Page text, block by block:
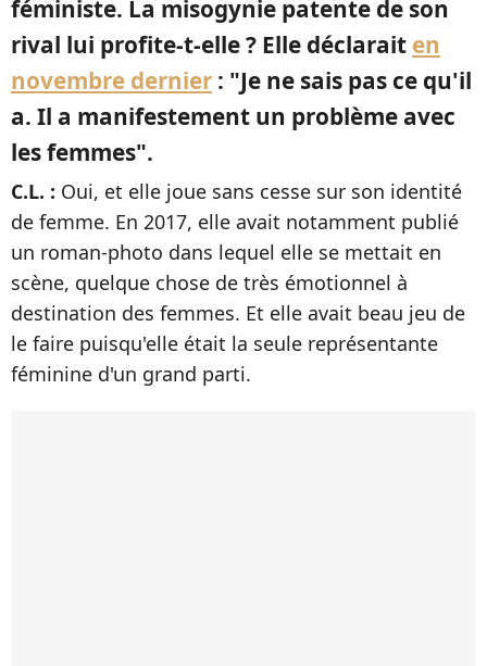
féministe. La misogynie patente de son
rival lui profite-t-elle ? Elle déclarait en
novembre dernier : "Je ne sais pas ce qu'il
a. Il a manifestement un problème avec
les femmes".
C.L. : Oui, et elle joue sans cesse sur son identité
de femme. En 2017, elle avait notamment publié
un roman-photo dans lequel elle se mettait en
scène, quelque chose de très émotionnel à
destination des femmes. Et elle avait beau jeu de
le faire puisqu'elle était la seule représentante
féminine d'un grand parti.